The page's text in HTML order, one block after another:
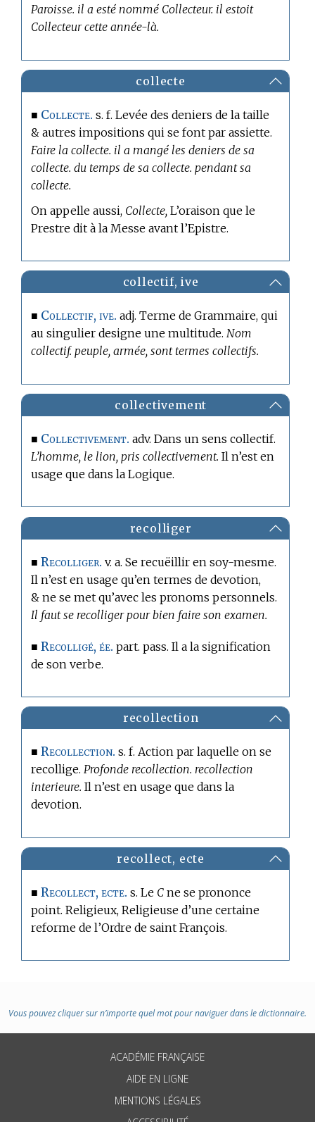
Paroisse. il a esté nommé Collecteur. il estoit
Collecteur cette année-là.
collecte
■ Collecte. s. f. Levée des deniers de la taille
& autres impositions qui se font par assiette.
Faire la collecte. il a mangé les deniers de sa
collecte. du temps de sa collecte. pendant sa
collecte.
On appelle aussi, Collecte, L’oraison que le
Prestre dit à la Messe avant l’Epistre.
collectif, ive
■ Collectif, ive. adj.Terme de Grammaire, qui
au singulier designe une multitude.Nom
collectif. peuple, armée, sont termes collectifs.
collectivement
■ Collectivement. adv. Dans un sens collectif.
L’homme, le lion, pris collectivement. Il n’est en
usage que dans la Logique.
recolliger
■Recolliger. v. a. Se recuëillir en soy-mesme.
Il n’est en usage qu’entermes de devotion,
& ne se met qu’avec les pronoms personnels.
Il faut se recolliger pour bien faire son examen.
■Recolligé, ée. part. pass. Il a la signification
de son verbe.
recollection
■Recollection. s. f. Action par laquelle on se
recollige.Profonde recollection. recollection
interieure. Il n’est en usage que dans la
devotion.
recollect, ecte
■Recollect, ecte. s. Le C ne se prononce
point. Religieux, Religieuse d’une certaine
reforme de l’Ordre de saint François.
Vous pouvez cliquer sur n’importe quel mot pour naviguer dans le dictionnaire.
ACADÉMIE FRANÇAISE
AIDE EN LIGNE
MENTIONS LÉGALES